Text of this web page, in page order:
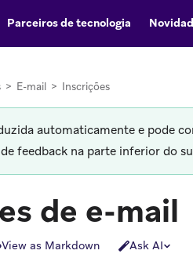
Parceiros de tecnologia
> E-mail > Inscrições
automaticamente e pode
feedback na parte inferior do
de e-mail
View as Markdown Ask AI